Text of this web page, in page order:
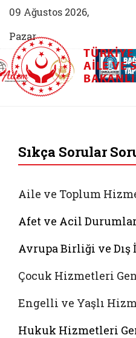
09 Ağustos 2026,
Pazar
Aile (yeni sekmede açılır)
AİLEM İletişim Merkezi (yeni
Aile ve Nüfus On
AILE VE
Sıkça Sorular
Aile ve Toplum
Afet ve Acil
Avrupa Birliği ve Dış
Çocuk Hizmetleri
Engelli ve Yaşlı
Hukuk Hizmetleri